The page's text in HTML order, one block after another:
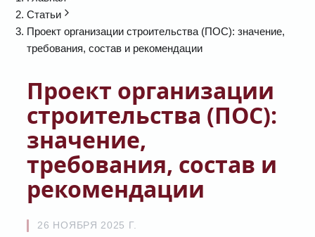
Статьи
Проект организации строительства (ПОС): значение,
требования, состав и рекомендации
Проект организации
строительства (ПОС):
значение,
требования, состав и
рекомендации
26 НОЯБРЯ 2025 Г.